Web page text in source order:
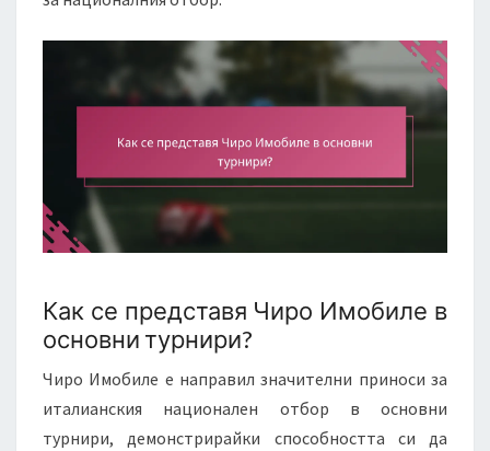
Как се представя Чиро Имобиле в
основни турнири?
Чиро Имобиле е направил значителни приноси за
италианския национален отбор в основни
турнири, демонстрирайки способността си да